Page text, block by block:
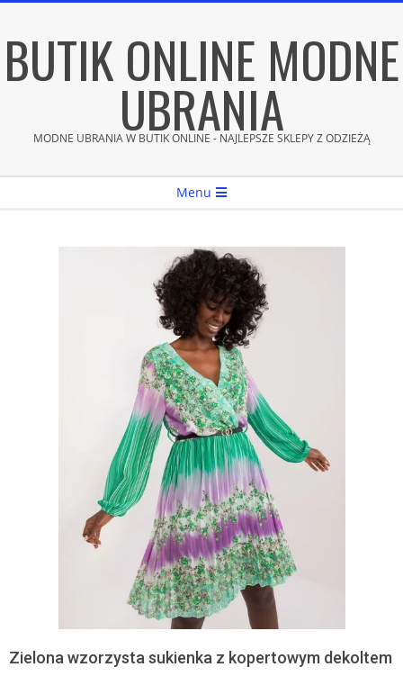
content
BUTIK ONLINE MODNE
UBRANIA
MODNE UBRANIA W BUTIK ONLINE - NAJLEPSZE SKLEPY Z ODZIEŻĄ
Menu
Zielona wzorzysta sukienka z kopertowym dekoltem